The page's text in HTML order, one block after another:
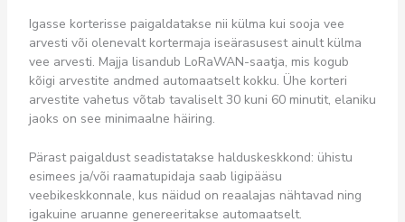
Igasse korterisse paigaldatakse nii külma kui sooja vee
arvesti või olenevalt kortermaja iseärasusest ainult külma
vee arvesti. Majja lisandub LoRaWAN-saatja, mis kogub
kõigi arvestite andmed automaatselt kokku. Ühe korteri
arvestite vahetus võtab tavaliselt 30 kuni 60 minutit, elaniku
jaoks on see minimaalne häiring.
Pärast paigaldust seadistatakse halduskeskkond: ühistu
esimees ja/või raamatupidaja saab ligipääsu
veebikeskkonnale, kus näidud on reaalajas nähtavad ning
igakuine aruanne genereeritakse automaatselt.